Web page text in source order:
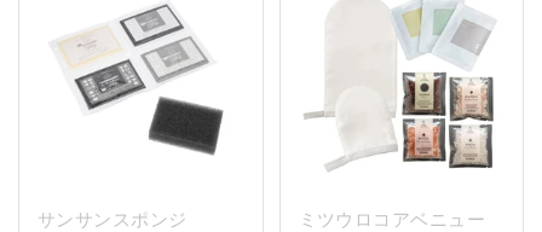
サンサンスポンジ ミツウロコアベニュー